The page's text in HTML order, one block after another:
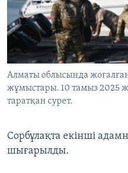
Басқа тілдерде
Алматы облысында
жұмыстары. 10 тамыз 2025
таратқан сурет.
Сорбұлақта екінші
шығарылды.